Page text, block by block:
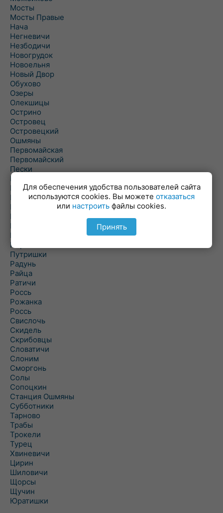
Мосты
Мосты Правые
Нача
Негневичи
Незбодичи
Новогрудок
Новоельня
Новый Двор
Обухово
Озеры
Олекшицы
Острино
Островец
Островецкий
Ошмяны
Первомайская
Первомайский
Пески
Петревичи
Погородно
Пограничный
Подлабенье
Подольцы
Подороск
Поречье
Порозово
Путришки
Радунь
Райца
Ратичи
Роcсь
Рожанка
Россь
Свислочь
Скидель
Скрибовцы
Словатичи
Слоним
Сморгонь
Солы
Сопоцкин
Станция Ошмяны
Субботники
Тарново
Трабы
Трокели
Турец
Хвиневичи
Цирин
Шиловичи
Щорсы
Щучин
Юратишки
Для обеспечения удобства пользователей сайта
используются cookies. Вы можете отказаться
или настроить файлы cookies.
Принять